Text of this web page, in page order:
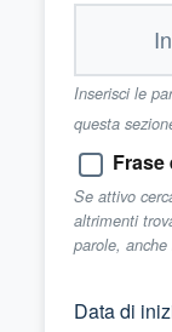
Inserisci le
questa
Frase
Se attivo
altrimenti
parole,
Data di